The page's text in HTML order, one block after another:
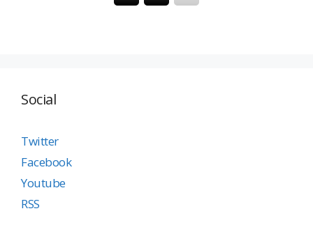
Social
Twitter
Facebook
Youtube
RSS